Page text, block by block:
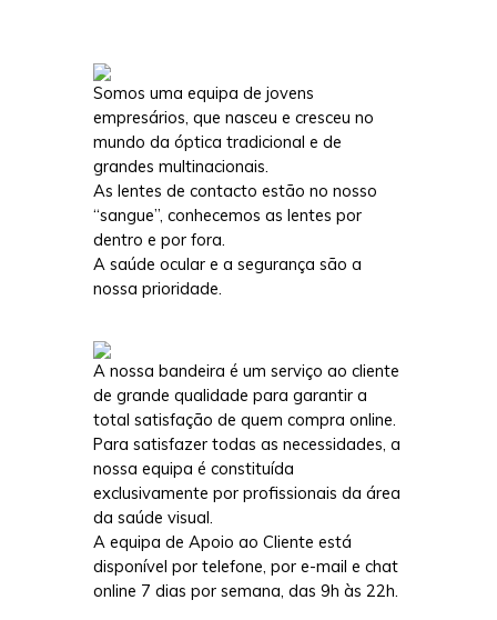
Somos uma equipa de jovens
empresários, que nasceu e cresceu no
mundo da óptica tradicional e de
grandes multinacionais.
As lentes de contacto estão no nosso
“sangue”, conhecemos as lentes por
dentro e por fora.
A saúde ocular e a segurança são a
nossa prioridade.
A nossa bandeira é um serviço ao cliente
de grande qualidade para garantir a
total satisfação de quem compra online.
Para satisfazer todas as necessidades, a
nossa equipa é constituída
exclusivamente por profissionais da área
da saúde visual.
A equipa de Apoio ao Cliente está
disponível por telefone, por e-mail e chat
online 7 dias por semana, das 9h às 22h.